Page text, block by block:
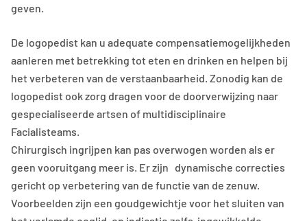
geven.
De logopedist kan u adequate compensatiemogelijkheden
aanleren met betrekking tot eten en drinken en helpen bij
het verbeteren van de verstaanbaarheid. Zonodig kan de
logopedist ook zorg dragen voor de doorverwijzing naar
gespecialiseerde artsen of multidisciplinaire
Facialisteams.
Chirurgisch ingrijpen kan pas overwogen worden als er
geen vooruitgang meer is. Er zijn dynamische correcties
gericht op verbetering van de functie van de zenuw.
Voorbeelden zijn een goudgewichtje voor het sluiten van